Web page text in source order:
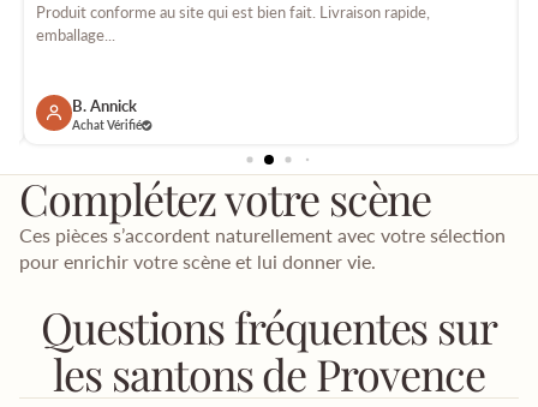
Produit conforme au site qui est bien fait. Livraison rapide,
emballage...
B. Annick
Achat Vérifié
Complétez votre scène
Ces pièces s’accordent naturellement avec votre sélection
pour enrichir votre scène et lui donner vie.
Questions fréquentes sur
les santons de Provence